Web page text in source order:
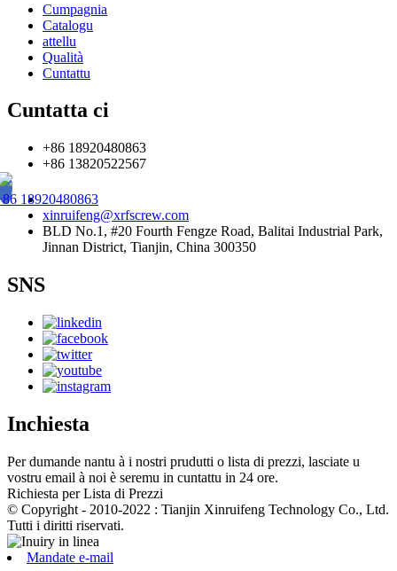
Cumpagnia
Catalogu
attellu
Qualità
Cuntattu
Cuntatta ci
+86 18920480863
+86 13820522567
18920480863
xinruifeng@xrfscrew.com
BLD No.1, #20 Fourth Fengze Road, Balitai Industrial Park,
Jinnan District, Tianjin, China 300350
SNS
Inchiesta
Per dumande nantu à i nostri prudutti o lista di prezzi, lasciate u
vostru email à noi è seremu in cuntattu in 24 ore.
Richiesta per Lista di Prezzi
© Copyright - 2010-2022 : Tianjin Xinruifeng Technology Co., Ltd.
Tutti i diritti riservati.
Mandate e-mail